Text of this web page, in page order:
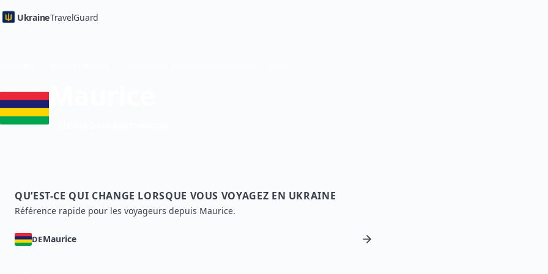
UkraineTravelGuard
QU’EST-CE QUI CHANGE LORSQUE VOUS VOYAGEZ EN UKRAINE
Référence rapide pour les voyageurs depuis Maurice.
DEMaurice